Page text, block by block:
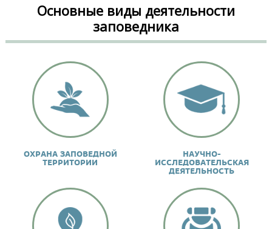
Основные виды деятельности
заповедника
ОХРАНА ЗАПОВЕДНОЙ
ТЕРРИТОРИИ
НАУЧНО-
ИССЛЕДОВАТЕЛЬСКАЯ
ДЕЯТЕЛЬНОСТЬ